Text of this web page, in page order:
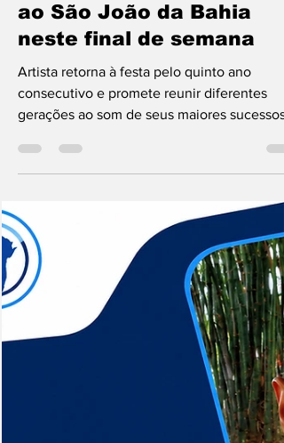
Jequié, Luiz Caldas volta
ao São João da Bahia
neste final de semana
Artista retorna à festa pelo quinto ano
consecutivo e promete reunir diferentes
gerações ao som de seus maiores sucessos
Caldas é uma das atrações confirmadas da
programação de São João na Bahia. No
próximo dia 21 de junho, o artista sobe ao
palco da Praça da Bandeira, em Jequié, para
um show gratuito que promete reunir
diferentes gerações ao som de sucessos
marcaram sua trajetória e a hi